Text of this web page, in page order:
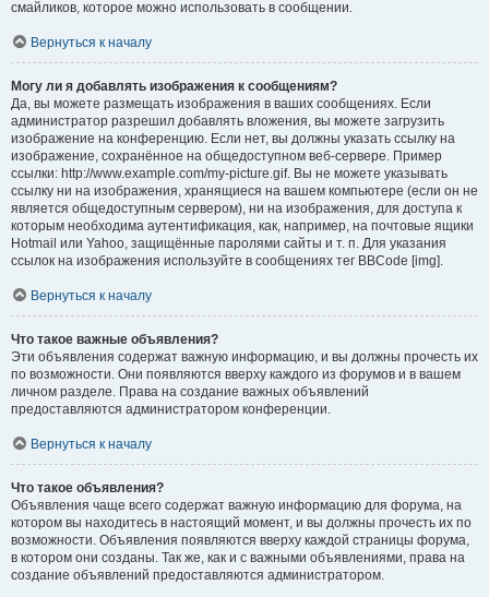
смайликов, которое можно использовать в сообщении.
Вернуться к началу
Могу ли я добавлять изображения к сообщениям?
Да, вы можете размещать изображения в ваших сообщениях. Если
администратор разрешил добавлять вложения, вы можете загрузить
изображение на конференцию. Если нет, вы должны указать ссылку на
изображение, сохранённое на общедоступном веб-сервере. Пример
ссылки: http://www.example.com/my-picture.gif. Вы не можете указывать
ссылку ни на изображения, хранящиеся на вашем компьютере (если он не
является общедоступным сервером), ни на изображения, для доступа к
которым необходима аутентификация, как, например, на почтовые ящики
Hotmail или Yahoo, защищённые паролями сайты и т. п. Для указания
ссылок на изображения используйте в сообщениях тег BBCode [img].
Вернуться к началу
Что такое важные объявления?
Эти объявления содержат важную информацию, и вы должны прочесть их
по возможности. Они появляются вверху каждого из форумов и в вашем
личном разделе. Права на создание важных объявлений
предоставляются администратором конференции.
Вернуться к началу
Что такое объявления?
Объявления чаще всего содержат важную информацию для форума, на
котором вы находитесь в настоящий момент, и вы должны прочесть их по
возможности. Объявления появляются вверху каждой страницы форума,
в котором они созданы. Так же, как и с важными объявлениями, права на
создание объявлений предоставляются администратором.